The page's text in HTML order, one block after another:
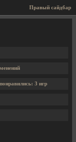
Правый сайдбар
3 игр